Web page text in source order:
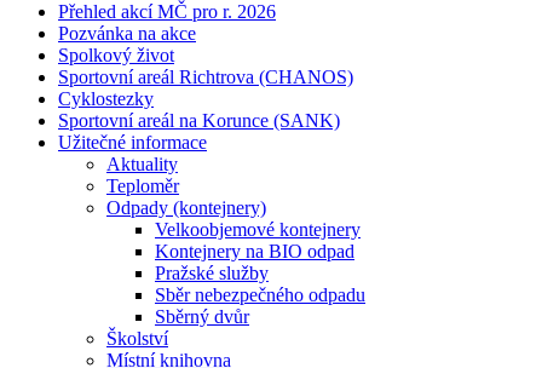
Přehled akcí MČ pro r. 2026
Pozvánka na akce
Spolkový život
Sportovní areál Richtrova (CHANOS)
Cyklostezky
Sportovní areál na Korunce (SANK)
Užitečné informace
Aktuality
Teploměr
Odpady (kontejnery)
Velkoobjemové kontejnery
Kontejnery na BIO odpad
Pražské služby
Sběr nebezpečného odpadu
Sběrný dvůr
Školství
Místní knihovna